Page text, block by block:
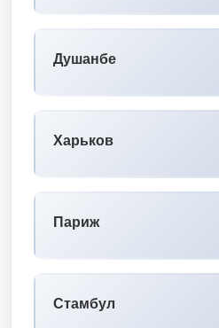
Душанбе
Харьков
Париж
Стамбул